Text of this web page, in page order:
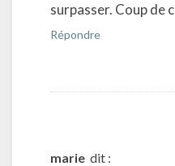
surpasser. Coup de
Répondre
marie dit :